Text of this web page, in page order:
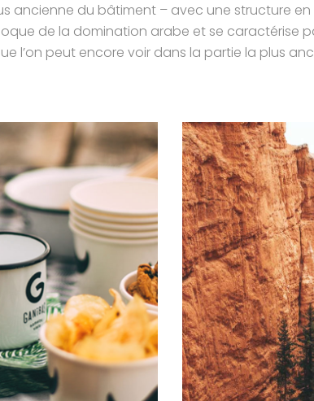
ancienne du bâtiment – avec une structure
de la domination arabe et se caractérise
l’on peut encore voir dans la partie la plus